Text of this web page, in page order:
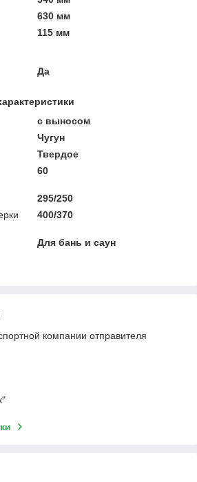
630 мм
115 мм
Да
с выносом
Чугун
Твердое
60
295/250
400/370
Для бань и саун
компании отправителя